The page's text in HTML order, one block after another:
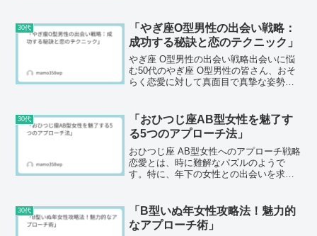
型で、干支がいぬ年の方々は、愛情深
く、忠実で、自由を愛す...
30代
「やぎ座O型男性の出会い戦略：
成功する秘訣と恋のテクニック」
やぎ座 O型男性の出会い戦略出会いに悩
む50代のやぎ座 O型男性の皆さん、おそ
らく恋愛に対して真面目で真摯な姿勢を
とも多いのではないでしょうか。本記事
では、やぎ座 O型...
30代
「おひつじ座AB型女性を魅了す
る5つのアプローチ法」
おひつじ座 AB型女性へのアプローチ戦略
恋愛とは、時に難解なパズルのようで
す。特に、年下の女性との出会いを求め
特に今回は、おひつじ座のAB型女性にフ
ォーカスをあて、彼...
30代
「B型いぬ年女性攻略法！魅力的
なアプローチ術」